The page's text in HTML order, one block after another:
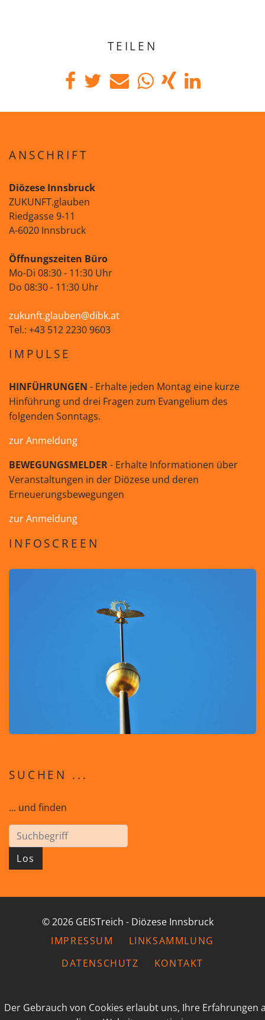
Der Gebrauch von Cookies erlaubt uns, Ihre Erfahrungen
TEILEN
ANSCHRIFT
Diözese Innsbruck
ZUKUNFT.glauben
Riedgasse 9-11
A-6020 Innsbruck
Öffnungszeiten Büro
Mo-Di 08:30 - 11:30 Uhr
Do 08:30 - 11:30 Uhr
zukunft.glauben@dibk.at
Tel.: +43 512 2230 9603
IMPULSE
HINFÜHRUNGEN - Erhalte jeden Montag eine kurze
Hinführung und drei Fragen zum Evangelium des
folgenden Sonntags.
zur Anmeldung
BEWEGUNGSMELDER- Erhalte Informationen über
Veranstaltungen in der Diözese und deren
Erneuerungsbewegungen
zur Anmeldung
INFOSCREEN
SUCHEN ...
... und finden
Los
© 2026 GEISTreich - Diözese Innsbruck
IMPRESSUM
LINKSAMMLUNG
DATENSCHUTZ
KONTAKT
powered by webEdition CMS